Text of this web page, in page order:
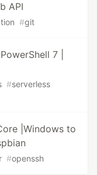
API
#git
7 |
#serverless
|Windows to
#openssh